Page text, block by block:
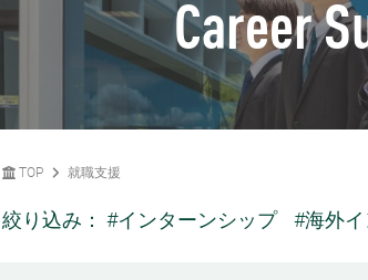
Career
TOP 就職支援
絞り込み： #インターンシップ #海外